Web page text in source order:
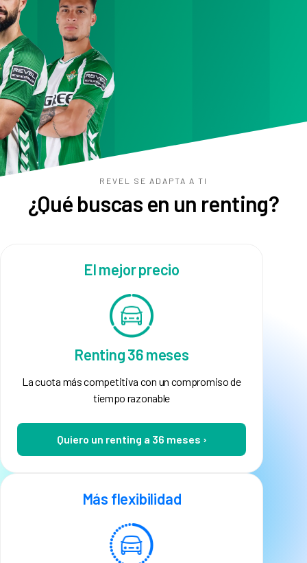
REVEL SE ADAPTA A TI
¿Qué buscas en un renting?
El mejor precio
Renting 36 meses
La cuota más competitiva con un compromiso de
tiempo razonable
Quiero un renting a 36 meses ›
Más flexibilidad